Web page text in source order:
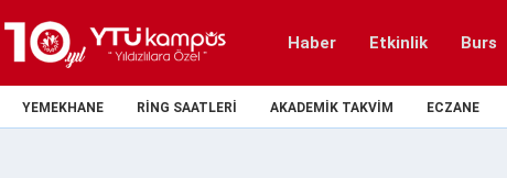
Haber Etkinlik Burs
YEMEKHANE RING SAATLERI AKADEMIK TAKVIM ECZANE